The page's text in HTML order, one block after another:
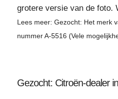
grotere versie van de foto.
Lees meer: Gezocht: Het merk
nummer A-5516 (Vele
Gezocht: Citroën-dealer